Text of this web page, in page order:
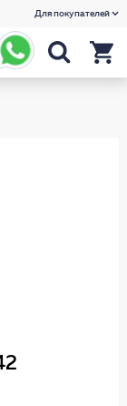
Для покупателей